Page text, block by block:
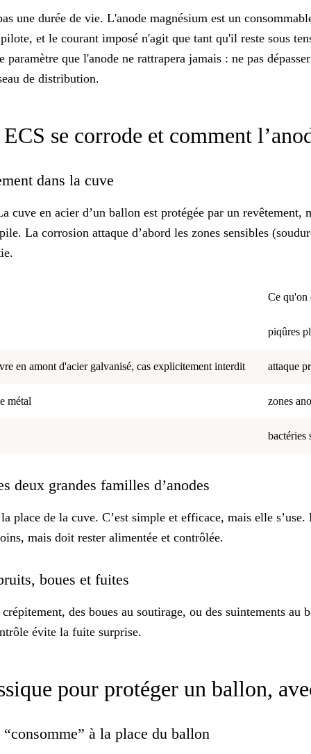
une durée de vie. L'anode magnésium est un
et le courant imposé n'agit que tant qu'il reste sous
que l'anode ne rattrapera jamais : ne pas
de distribution.
se corrode et comment
dans la cuve
cuve en acier d’un ballon est protégée par un
La corrosion attaque d’abord les zones sensibles
Ce qu'on
piqûres
en amont d'acier galvanisé, cas explicitement interdit attaque
métal zones
bactéries
deux grandes familles d’anodes
place de la cuve. C’est simple et efficace, mais elle
mais doit rester alimentée et contrôlée.
boues et fuites
des boues au soutirage, ou des suintements au
évite la fuite surprise.
pour protéger un ballon,
à la place du ballon